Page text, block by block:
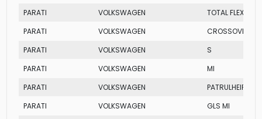
PARATI
VOLKSWAGEN
TOTAL FLEX
PARATI
VOLKSWAGEN
CROSSOVER
PARATI
VOLKSWAGEN
S
PARATI
VOLKSWAGEN
MI
PARATI
VOLKSWAGEN
PATRULHEIRO
PARATI
VOLKSWAGEN
GLS MI